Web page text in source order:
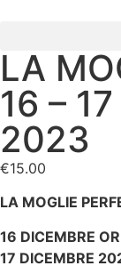
LA
16 –
2023
€15.00
LA MOGLIE
16 DICEMBRE
17 DICEMBRE